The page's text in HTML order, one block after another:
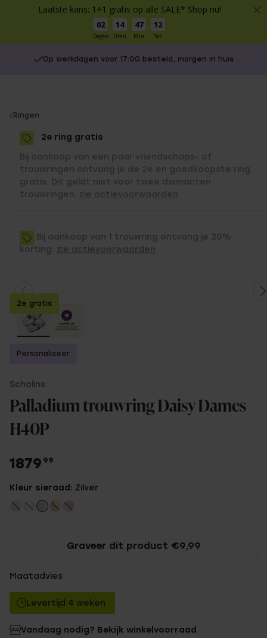
Laatste kans: 1+1 gratis op alle SALE* Shop nu!
02
Dagen
14
Uren
47
Min
12
Sec
Op werkdagen voor 17:00 besteld, morgen in huis
You
are
here:
Ringen
2e ring gratis
Bij aankoop van een paar vriendschaps- of
trouwringen ontvang je de 2e en goedkoopste ring
gratis. Dit geldt niet voor twee diamanten
trouwringen, zie actievoorwaarden
Bij aankoop van 1 trouwring ontvang je 20%
korting, zie actievoorwaarden
2e gratis
Personaliseer
Schalins
Palladium trouwring Daisy Dames
H40P
1879 99
Kleur sieraad: Zilver
Graveer dit product €9,99
Maatadvies
Levertijd 4 weken
Vandaag nodig? Bekijk winkelvoorraad